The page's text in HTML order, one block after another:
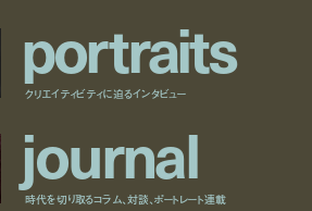
portraits
クリエイティビティに迫るインタビュー
journal
時代を切り取るコラム、対談、ポートレート連載